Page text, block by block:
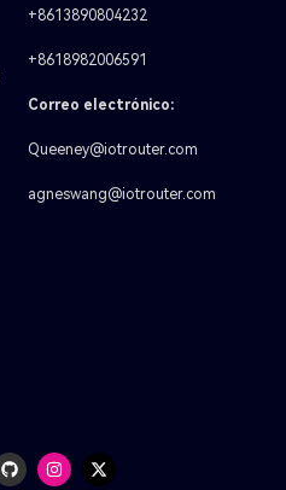
+8613890804232
+8618982006591
Correo electrónico:
Queeney@iotrouter.com
agneswang@iotrouter.com